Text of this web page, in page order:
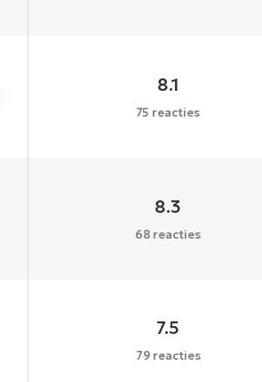
8.1
75 reacties
8.3
68 reacties
7.5
79 reacties